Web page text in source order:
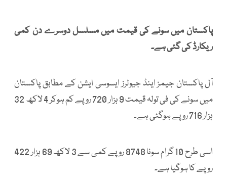
پاکستان میں سونے کی قیمت میں مسلسل دوسرے دن کمی
ریکارڈ کی گئی ہے۔
آل پاکستان جیمز اینڈ جیولرز ایسوسی ایشن کے مطابق پاکستان
میں سونے کی فی تولہ قیمت 9 ہزار 720 روپے کم ہوکر 4 لاکھ 32
ہزار 716 روپے ہوگئی ہے۔
اسی طرح 10 گرام سونا 8748 روپے کمی سے 3 لاکھ 69 ہزار 422
روپے کا ہوگیا ہے۔